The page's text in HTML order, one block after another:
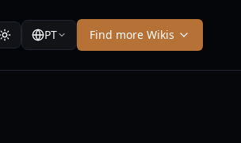
PT Find more Wikis